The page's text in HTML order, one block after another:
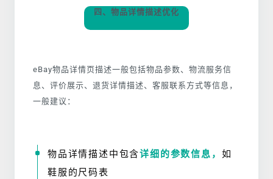
四、物品详情描述优化
eBay物品详情页描述一般包括物品参数、物流服务信
息、评价展示、退货详情描述、客服联系方式等信息，
一般建议：
物品详情描述中包含详细的参数信息， 如
鞋服的尺码表